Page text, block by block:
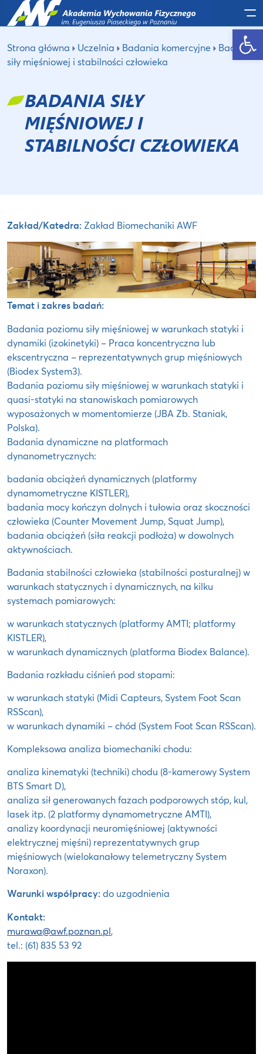
Otwórz pasek narzędzi
Strona główna Uczelnia Badania komercyjne
Badania
siły mięśniowej i stabilności człowieka
BADANIA SIŁY
MIĘŚNIOWEJ I
STABILNOŚCI CZŁOWIEKA
Zakład/Katedra: Zakład Biomechaniki AWF
Temat i zakres badań:
Badania poziomu siły mięśniowej w warunkach statyki i
dynamiki (izokinetyki) – Praca koncentryczna lub
ekscentryczna – reprezentatywnych grup mięśniowych
(Biodex System3).
Badania poziomu siły mięśniowej w warunkach statyki i
quasi-statyki na stanowiskach pomiarowych
wyposażonych w momentomierze (JBA Zb. Staniak,
Polska).
Badania dynamiczne na platformach
dynanometrycznych:
badania obciążeń dynamicznych (platformy
dynamometryczne KISTLER),
badania mocy kończyn dolnych i tułowia oraz skoczności
człowieka (Counter Movement Jump, Squat Jump),
badania obciążeń (siła reakcji podłoża) w dowolnych
aktywnościach.
Badania stabilności człowieka (stabilności posturalnej) w
warunkach statycznych i dynamicznych, na kilku
systemach pomiarowych:
w warunkach statycznych (platformy AMTI; platformy
KISTLER),
w warunkach dynamicznych (platforma Biodex Balance).
Badania rozkładu ciśnień pod stopami:
w warunkach statyki (Midi Capteurs, System Foot Scan
RSScan),
w warunkach dynamiki – chód (System Foot Scan RSScan).
Kompleksowa analiza biomechaniki chodu:
analiza kinematyki (techniki) chodu (8-kamerowy System
BTS Smart D),
analiza sił generowanych fazach podporowych stóp, kul,
lasek itp. (2 platformy dynamometryczne AMTI),
analizy koordynacji neuromięśniowej (aktywności
elektrycznej mięśni) reprezentatywnych grup
mięśniowych (wielokanałowy telemetryczny System
Noraxon).
Warunki współpracy:do uzgodnienia
Kontakt:
murawa@awf.poznan.pl,
tel.: (61) 835 53 92